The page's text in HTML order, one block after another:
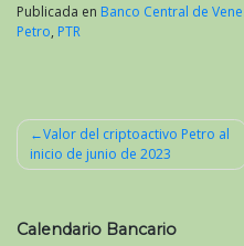
Publicada en Banco Central de
Petro, PTR
Navegación
entradas
Valor del criptoactivo Petro al
inicio de junio de 2023
Calendario Bancario